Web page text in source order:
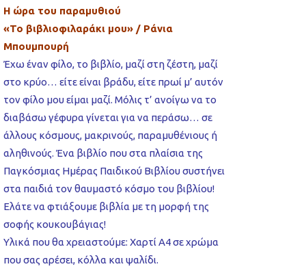
Η ώρα του παραμυθιού
«Το βιβλιοφιλαράκι μου» / Ράνια
Μπουμπουρή
Έχω έναν φίλο, το βιβλίο, μαζί στη ζέστη, μαζί
στο κρύο… είτε είναι βράδυ, είτε πρωί μ’ αυτόν
τον φίλο μου είμαι μαζί. Μόλις τ’ ανοίγω να το
διαβάσω γέφυρα γίνεται για να περάσω… σε
άλλους κόσμους, μακρινούς, παραμυθένιους ή
αληθινούς. Ένα βιβλίο που στα πλαίσια της
Παγκόσμιας Ημέρας Παιδικού Βιβλίου συστήνει
στα παιδιά τον θαυμαστό κόσμο του βιβλίου!
Ελάτε να φτιάξουμε βιβλία με τη μορφή της
σοφής κουκουβάγιας!
Υλικά που θα χρειαστούμε: Χαρτί Α4 σε χρώμα
που σας αρέσει, κόλλα και ψαλίδι.